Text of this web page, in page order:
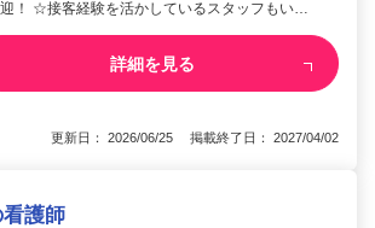
！ ☆接客経験を活かしているスタッフもい…
詳細を見る
更新日： 2026/06/25 掲載終了日： 2027/04/02
護師